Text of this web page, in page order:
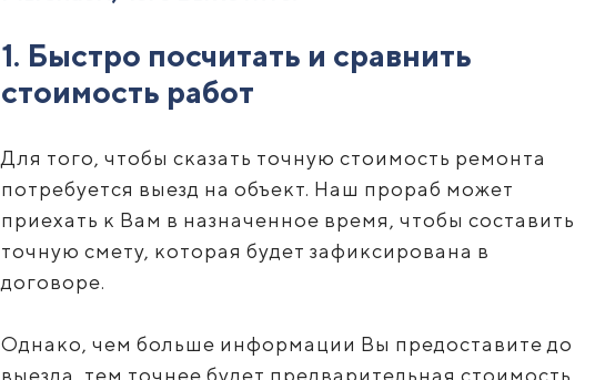
1. Быстро посчитать и сравнить
стоимость работ
Для того, чтобы сказать точную стоимость ремонта
потребуется выезд на объект. Наш прораб может
приехать к Вам в назначенное время, чтобы составить
точную смету, которая будет зафиксирована в
договоре.
Однако, чем больше информации Вы предоставите до
выезда, тем точнее будет предварительная стоимость,